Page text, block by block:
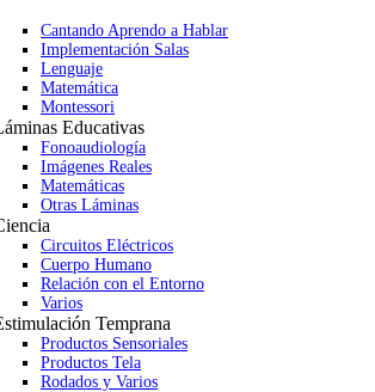
Cantando Aprendo a Hablar
Implementación Salas
Lenguaje
Matemática
Montessori
Educativas
Fonoaudiología
Imágenes Reales
Matemáticas
Otras Láminas
Circuitos Eléctricos
Cuerpo Humano
Relación con el Entorno
Varios
Temprana
Productos Sensoriales
Productos Tela
Rodados y Varios